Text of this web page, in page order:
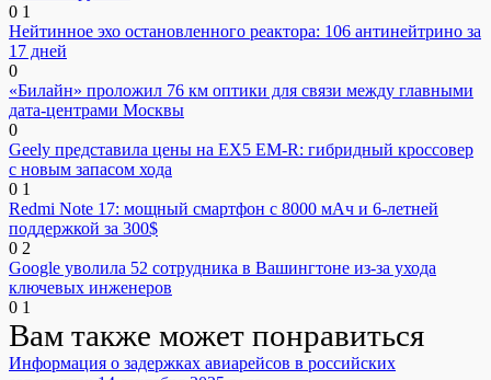
0 1
Нейтинное эхо остановленного реактора: 106 антинейтрино за
17 дней
0
«Билайн» проложил 76 км оптики для связи между главными
дата-центрами Москвы
0
Geely представила цены на EX5 EM-R: гибридный кроссовер
с новым запасом хода
0 1
Redmi Note 17: мощный смартфон с 8000 мАч и 6-летней
поддержкой за 300$
0 2
Google уволила 52 сотрудника в Вашингтоне из-за ухода
ключевых инженеров
0 1
Вам также может понравиться
Информация о задержках авиарейсов в российских